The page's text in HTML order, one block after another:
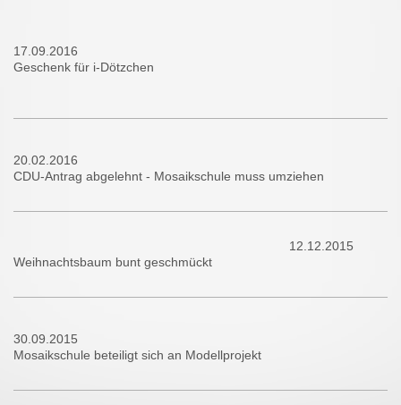
17.09.2016
Geschenk für i-Dötzchen
20.02.2016
CDU-Antrag abgelehnt - Mosaikschule muss umziehen
12.12.2015
Weihnachtsbaum bunt geschmückt
30.09.2015
Mosaikschule beteiligt sich an Modellprojekt